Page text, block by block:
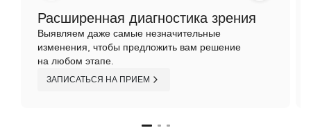
Расширенная диагностика зрения
Выявляем даже самые незначительные
изменения, чтобы предложить вам решение
на любом этапе.
ЗАПИСАТЬСЯ НА ПРИЕМ